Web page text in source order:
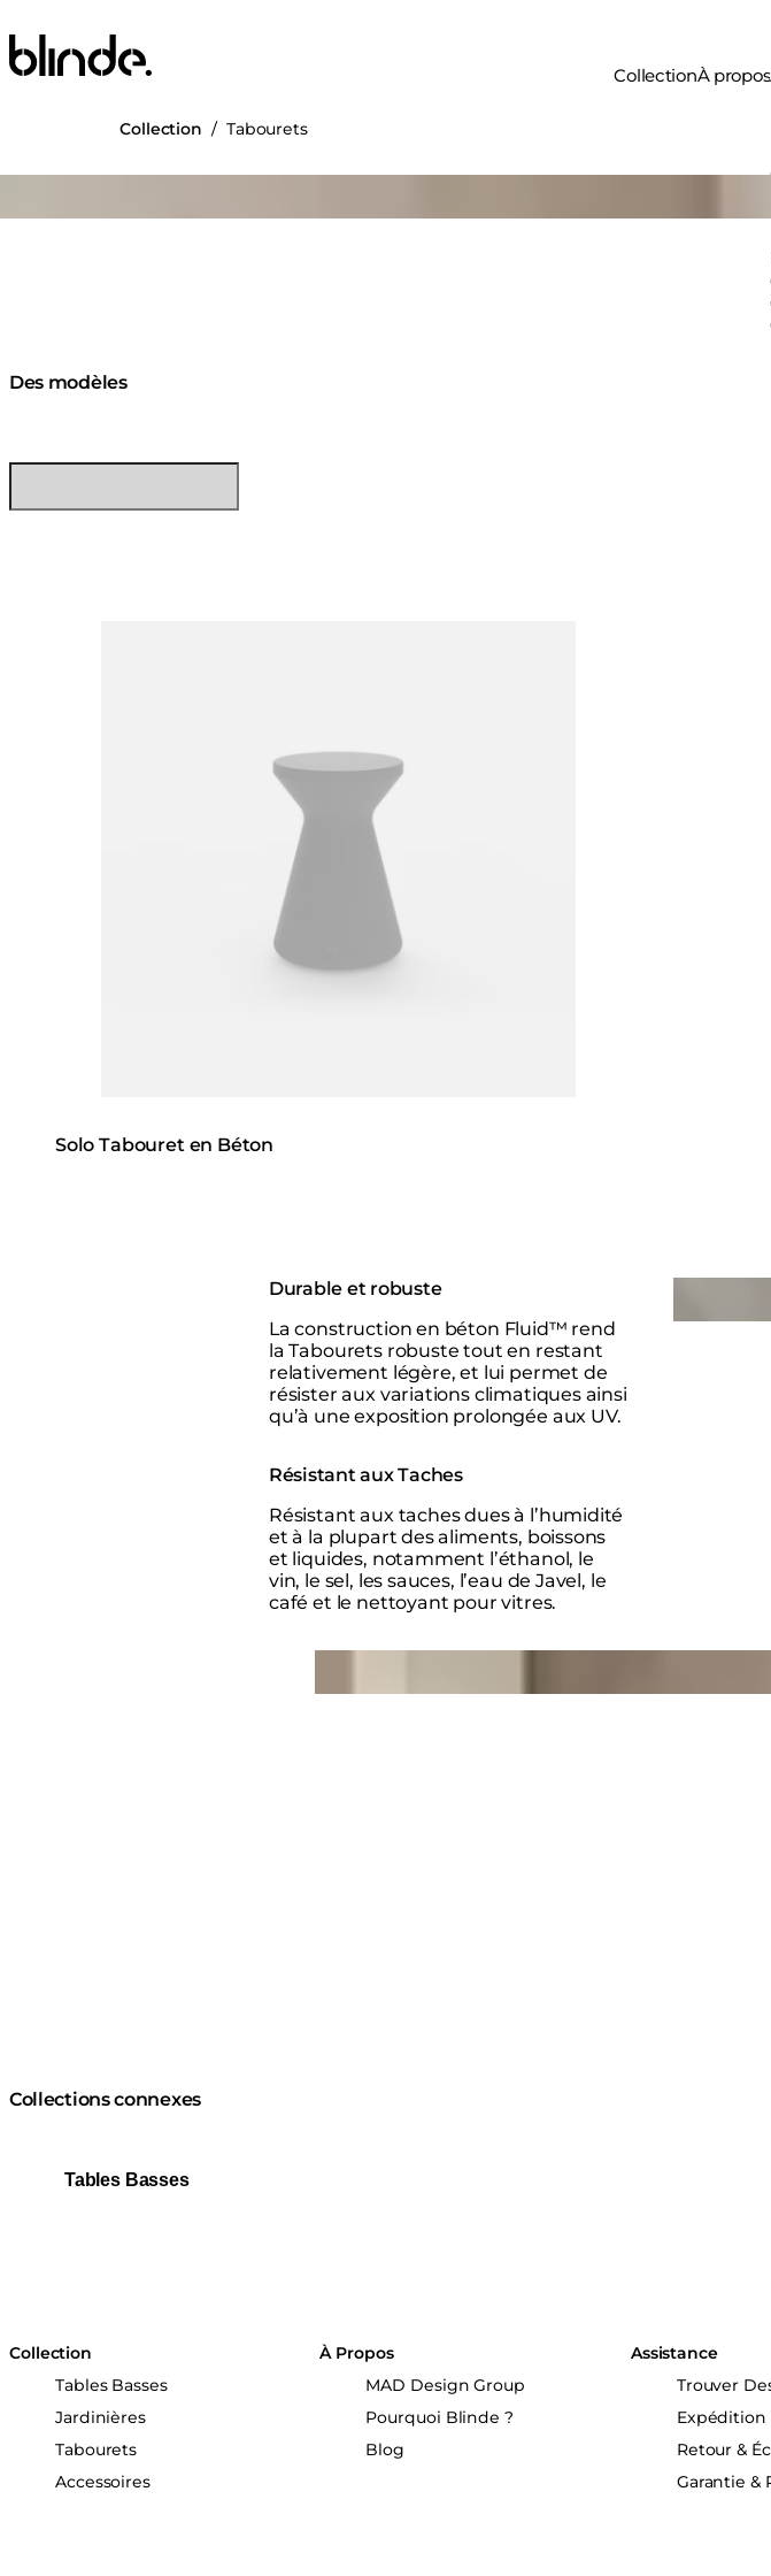
Blinde Design
CollectionÀ propos
Collection / Tabourets
Des modèles
Solo Tabouret en Béton
Durable et robuste
La construction en béton Fluid™ rend
la Tabourets robuste tout en restant
relativement légère, et lui permet de
résister aux variations climatiques ainsi
qu’à une exposition prolongée aux UV.
Résistant aux Taches
Résistant aux taches dues à l’humidité
et à la plupart des aliments, boissons
et liquides, notamment l’éthanol, le
vin, le sel, les sauces, l’eau de Javel, le
café et le nettoyant pour vitres.
Collections connexes
Tables Basses
Collection
Tables Basses
Jardinières
Tabourets
Accessoires
À Propos
MAD Design Group
Pourquoi Blinde ?
Blog
Assistance
Trouver
Expédition
Retour &
Garantie &